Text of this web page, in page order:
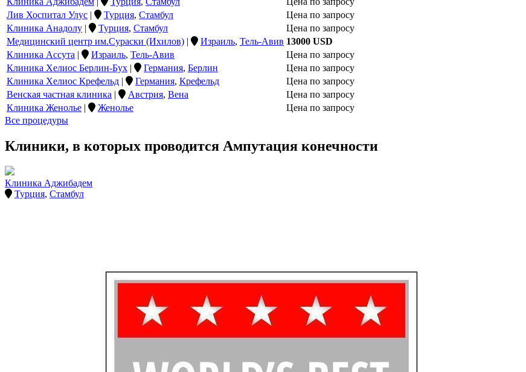
Лив Хоспитал Улус | Турция, Стамбул
Цена по запросу
Клиника Анадолу | Турция, Стамбул
Цена по запросу
Медицинский центр им.Сураски (Ихилов) | Израиль, Тель-Авив 13000 USD
Клиника Ассута | Израиль, Тель-Авив
Цена по запросу
Клиника Хелиос Берлин-Бух | Германия, Берлин
Цена по запросу
Клиника Хелиос Крефельд | Германия, Крефельд
Цена по запросу
Венская частная клиника | Австрия, Вена
Цена по запросу
Клиника Женолье | Женолье
Цена по запросу
Все процедуры
Клиники, в которых проводится Ампутация конечности
Клиника Аджибадем
Турция, Стамбул